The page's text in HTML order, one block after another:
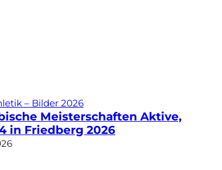
– Bilder 2026
Meisterschaften Aktive,
in Friedberg 2026